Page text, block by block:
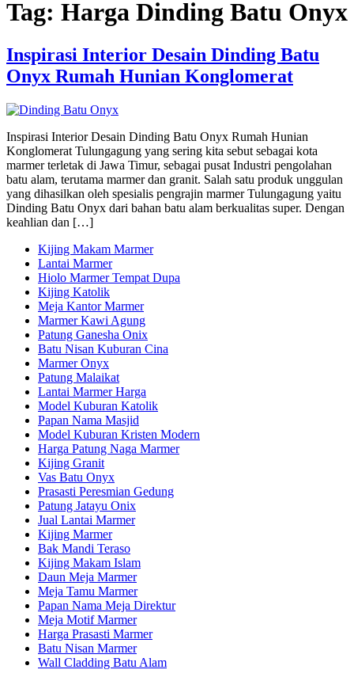
Tag: Harga Dinding Batu Onyx
Inspirasi Interior Desain Dinding Batu
Onyx Rumah Hunian Konglomerat
Inspirasi Interior Desain Dinding Batu Onyx Rumah Hunian
Konglomerat Tulungagung yang sering kita sebut sebagai kota
marmer terletak di Jawa Timur, sebagai pusat Industri pengolahan
batu alam, terutama marmer dan granit. Salah satu produk unggulan
yang dihasilkan oleh spesialis pengrajin marmer Tulungagung yaitu
Dinding Batu Onyx dari bahan batu alam berkualitas super. Dengan
keahlian dan […]
Kijing Makam Marmer
Lantai Marmer
Hiolo Marmer Tempat Dupa
Kijing Katolik
Meja Kantor Marmer
Marmer Kawi Agung
Patung Ganesha Onix
Batu Nisan Kuburan Cina
Marmer Onyx
Patung Malaikat
Lantai Marmer Harga
Model Kuburan Katolik
Papan Nama Masjid
Model Kuburan Kristen Modern
Harga Patung Naga Marmer
Kijing Granit
Vas Batu Onyx
Prasasti Peresmian Gedung
Patung Jatayu Onix
Jual Lantai Marmer
Kijing Marmer
Bak Mandi Teraso
Kijing Makam Islam
Daun Meja Marmer
Meja Tamu Marmer
Papan Nama Meja Direktur
Meja Motif Marmer
Harga Prasasti Marmer
Batu Nisan Marmer
Wall Cladding Batu Alam